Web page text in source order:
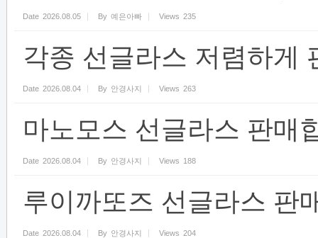
Date 2026.08.05 By 예은아빠 Views 235
각종 선글라스 저렴하게
Date 2026.08.04 By 안경사지 Views 263
마노모스 선글라스 판매
Date 2026.08.04 By 안경사지 Views 188
루이까또즈 선글라스 판
Date 2026.08.04 By 안경사지 Views 204